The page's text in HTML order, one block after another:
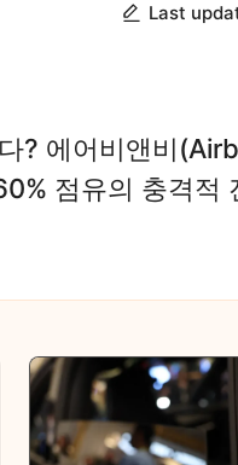
Last
? 에어비앤비
점유의 충격적